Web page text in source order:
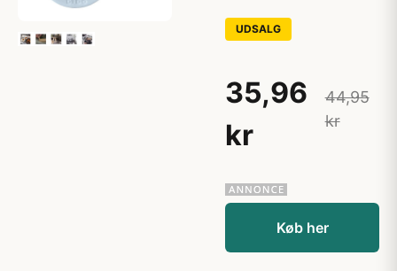
UDSALG
35,96
kr
44,95
kr
Køb her